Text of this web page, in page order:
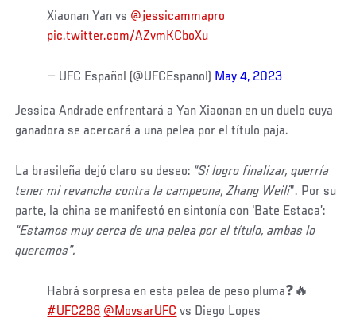
Xiaonan Yan vs @jessicammapro
pic.twitter.com/AZvmKCboXu
— UFC Español (@UFCEspanol) May 4, 2023
Jessica Andrade enfrentará a Yan Xiaonan en un duelo cuya
ganadora se acercará a una pelea por el título paja.
La brasileña dejó claro su deseo: “Si logro finalizar, querría
tener mi revancha contra la campeona, Zhang Weili”. Por su
parte, la china se manifestó en sintonía con ‘Bate Estaca’:
“Estamos muy cerca de una pelea por el título, ambas lo
queremos".
Habrá sorpresa en esta pelea de peso pluma❓🔥
#UFC288 @MovsarUFC vs Diego Lopes